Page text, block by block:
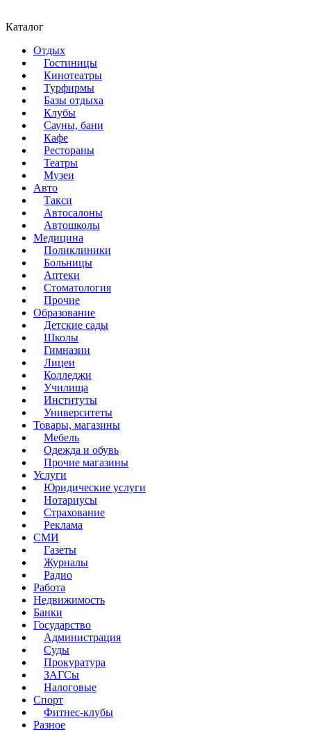
Каталог
Отдых
Гостиницы
Кинотеатры
Турфирмы
Базы отдыха
Клубы
Сауны, бани
Кафе
Рестораны
Театры
Музеи
Авто
Такси
Автосалоны
Автошколы
Медицина
Поликлиники
Больницы
Аптеки
Стоматология
Прочие
Образование
Детские сады
Школы
Гимназии
Лицеи
Колледжи
Училища
Институты
Университеты
Товары, магазины
Мебель
Одежда и обувь
Прочие магазины
Услуги
Юридические услуги
Нотариусы
Страхование
Реклама
СМИ
Газеты
Журналы
Радио
Работа
Недвижимость
Банки
Государство
Администрация
Суды
Прокуратура
ЗАГСы
Налоговые
Спорт
Фитнес-клубы
Разное